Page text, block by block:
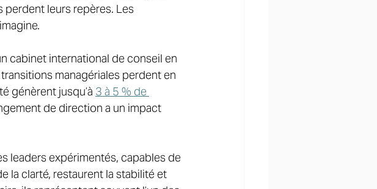
perdent leurs repères. Les
cabinet international de conseil en
managériales perdent en
génèrent jusqu’à 3 à 5 % de
de direction a un impact
leaders expérimentés, capables de
la clarté, restaurent la stabilité et